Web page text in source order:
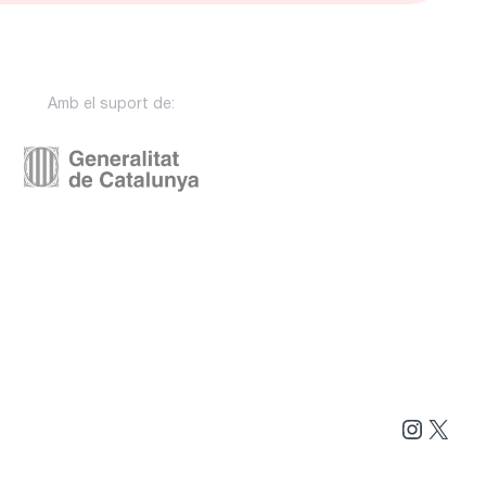
Amb el suport de:
X